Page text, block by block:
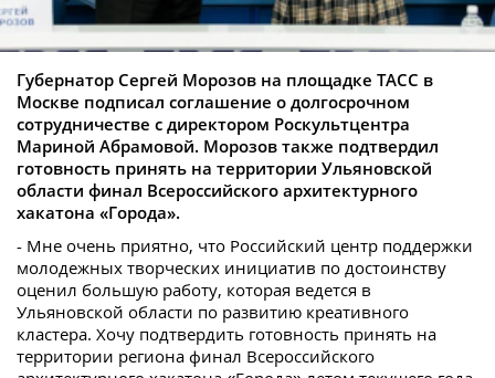
Губернатор Сергей Морозов на площадке ТАСС в
Москве подписал соглашение о долгосрочном
сотрудничестве с директором Роскультцентра
Мариной Абрамовой. Морозов также подтвердил
готовность принять на территории Ульяновской
области финал Всероссийского архитектурного
хакатона «Города».
- Мне очень приятно, что Российский центр поддержки
молодежных творческих инициатив по достоинству
оценил большую работу, которая ведется в
Ульяновской области по развитию креативного
кластера. Хочу подтвердить готовность принять на
территории региона финал Всероссийского